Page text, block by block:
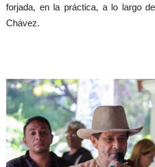
forjada, en la práctica, a lo largo
Chávez.